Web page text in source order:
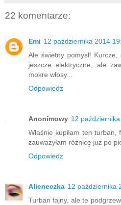
22 komentarze:
Emi 12 października 2014
Ale świetny pomysł!
jeszcze elektryczne, ale
mokre włosy...
Odpowiedz
Anonimowy 12
Właśnie kupiłam ten
zauważyłam różnicę już po
Odpowiedz
Alieneczka 12 października
Turban fajny, ale te